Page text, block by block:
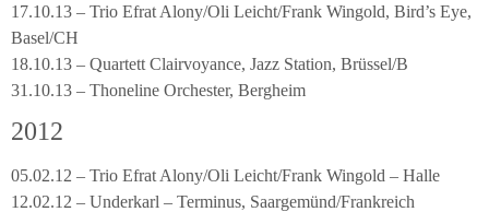
17.10.13 – Trio Efrat Alony/Oli Leicht/Frank Wingold, Bird’s Eye,
Basel/CH
18.10.13 – Quartett Clairvoyance, Jazz Station, Brüssel/B
31.10.13 – Thoneline Orchester, Bergheim
2012
05.02.12 – Trio Efrat Alony/Oli Leicht/Frank Wingold – Halle
12.02.12 – Underkarl – Terminus, Saargemünd/Frankreich